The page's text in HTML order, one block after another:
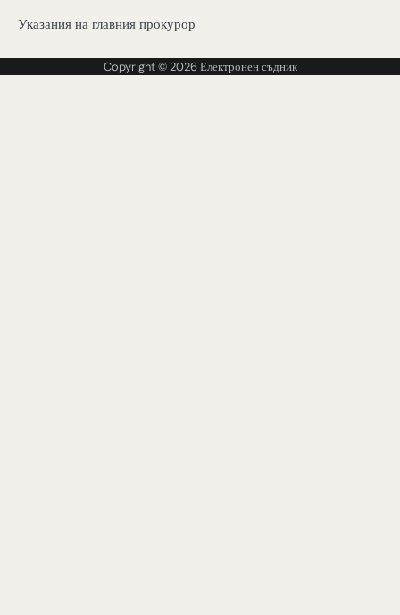
Указания на главния прокурор
Copyright © 2026Електронен съдник